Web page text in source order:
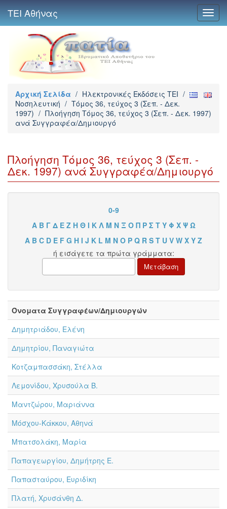
ΤΕΙ Αθήνας
Αρχική Σελίδα / Ηλεκτρονικές Εκδόσεις TEI /
Νοσηλευτική / Τόμος 36, τεύχος 3 (Σεπ. - Δεκ.
1997) / Πλοήγηση Τόμος 36, τεύχος 3 (Σεπ. - Δεκ. 1997)
ανά Συγγραφέα/Δημιουργό
Πλοήγηση Τόμος 36, τεύχος 3 (Σεπ. -
Δεκ. 1997) ανά Συγγραφέα/Δημιουργό
0-9
Α Β Γ Δ Ε Ζ Η Θ Ι Κ Λ Μ Ν Ξ Ο Π Ρ Σ Τ Υ Φ Χ Ψ Ω
A B C D E F G H I J K L M N O P Q R S T U V W X Y Z
ή εισάγετε τα πρώτα γράμματα:
Όνοματα Συγγραφέων/Δημιουργών
Δημητριάδου, Ελένη
Δημητρίου, Παναγιώτα
Κοτζαμπασσάκη, Στέλλα
Λεμονίδου, Χρυσούλα Β.
Μαντζώρου, Μαριάννα
Μόσχου-Κάκκου, Αθηνά
Μπατσολάκη, Μαρία
Παπαγεωργίου, Δημήτρης Ε.
Παπασταύρου, Ευριδίκη
Πλατή, Χρυσάνθη Δ.